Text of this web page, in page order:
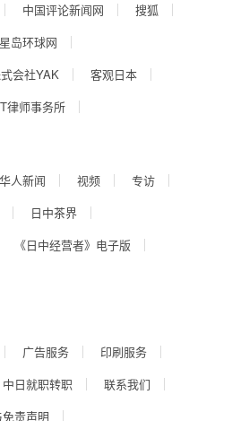
中国评论新闻网
搜狐
星岛环球网
会社YAK
客观日本
律师事务所
华人新闻 视频
专访
日中茶界
《日中经营者》电子版
广告服务
印刷服务
中日就职转职
联系我们
责声明